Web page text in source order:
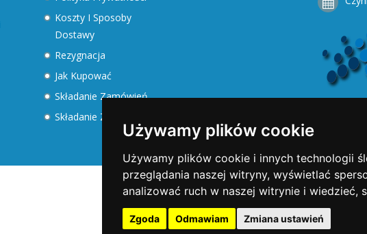
Używamy plików cookie
Używamy plików cookie i innych technologii
przeglądania naszej witryny, wyświetlać
analizować ruch w naszej witrynie i wiedzieć,
Zgoda Odmawiam Zmiana ustawień
Koszty I Sposoby
Dostawy
Rezygnacja
Jak Kupować
Składanie Zamówień
Składanie Zapytań